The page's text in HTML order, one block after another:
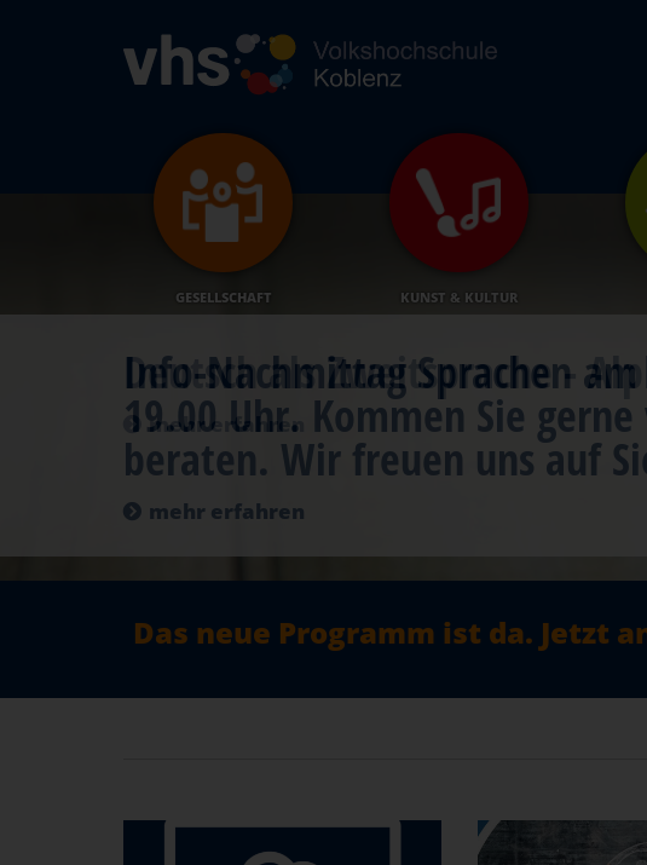
GESELLSCHAFT KUNST & KULTUR
Deutsch als Zweitsprache -
mehr erfahren
Das neue Programm ist da. Jetzt